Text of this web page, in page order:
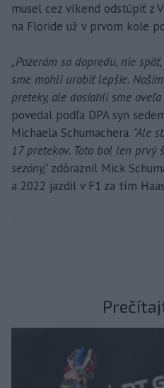
musel cez víkend odstúpiť z
na Floride už v prvom kole
„Pozerám sa dopredu, nie
sme mohli urobiť lepšie.
preteky, ale dosiahli sme
povedal podľa DPA syn
Michaela Schumachera. "Ale
17 pretekov. Toto bol len prvý
sezóny," zdôraznil Mick
a 2022 jazdil v F1 za tím